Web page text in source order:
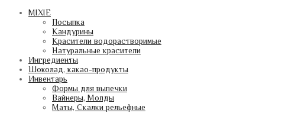
MIXIE
Посыпка
Кандурины
Красители водорастворимые
Натуральные красители
Ингредиенты
Шоколад, какао-продукты
Инвентарь
Формы для выпечки
Вайнеры, Молды
Маты, Скалки рельефные